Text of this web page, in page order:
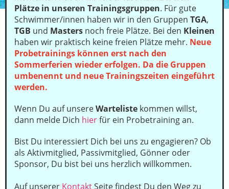
Plätze in unseren Trainingsgruppen. Für gute
Schwimmer/innen haben wir in den Gruppen TGA,
TGB und Masters noch freie Plätze. Bei den Kleinen
haben wir praktisch keine freien Plätze mehr. Neue
Probetrainings können erst nach den
Sommerferien wieder erfolgen. Da die Gruppen
umbenennt und neue Trainingszeiten eingeführt
werden.
Wenn Du auf unsereWarteliste kommen willst,
dann melde Dich hierfür ein Probetraining an.
Bist Du interessiert Dich bei uns zu engagieren? Ob
als Aktivmitglied, Passivmitglied, Gönner oder
Sponsor, Du bist bei uns herzlich willkommen.
Auf unserer KontaktSeite findest Du den Weg zu